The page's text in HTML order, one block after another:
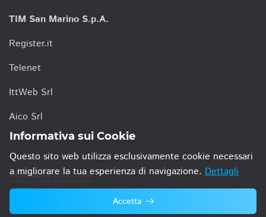
TIM San Marino S.p.A.
Register.it
Telenet
IttWeb Srl
Aico Srl
Informativa sui Cookie
© 2021 TIM San Marino S.p.A.
Informativa sui Cookie
Questo sito web utilizza esclusivamente cookie necessari
a migliorare la tua esperienza di navigazione. Dettagli
Accetta